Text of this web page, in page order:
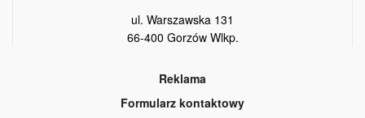
ul. Warszawska 131
66-400 Gorzów Wlkp.
Reklama
Formularz kontaktowy